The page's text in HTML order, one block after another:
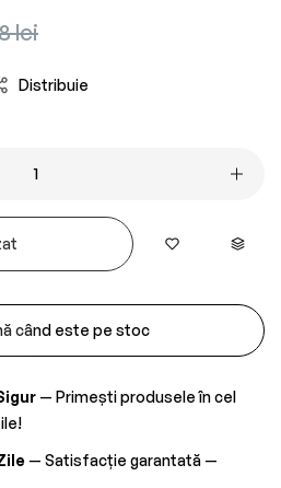
lei
Distribuie
când este pe stoc
— Primești produsele în cel
— Satisfacție garantată —